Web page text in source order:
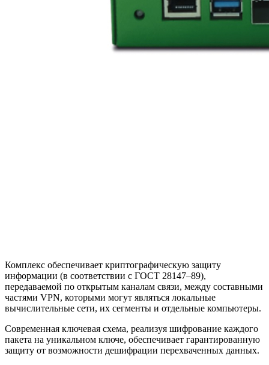
Комплекс обеспечивает криптографическую защиту
информации (в соответствии с ГОСТ 28147–89),
передаваемой по открытым каналам связи, между составными
частями VPN, которыми могут являться локальные
вычислительные сети, их сегменты и отдельные компьютеры.
Современная ключевая схема, реализуя шифрование каждого
пакета на уникальном ключе, обеспечивает гарантированную
защиту от возможности дешифрации перехваченных данных.